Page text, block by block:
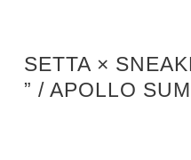
SETTA ×
” / APOLLO